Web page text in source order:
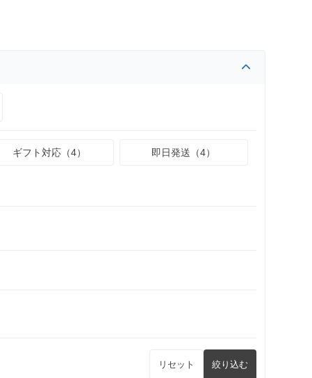
ギフト対応（4） 即日発送（4）
リセット 絞り込む